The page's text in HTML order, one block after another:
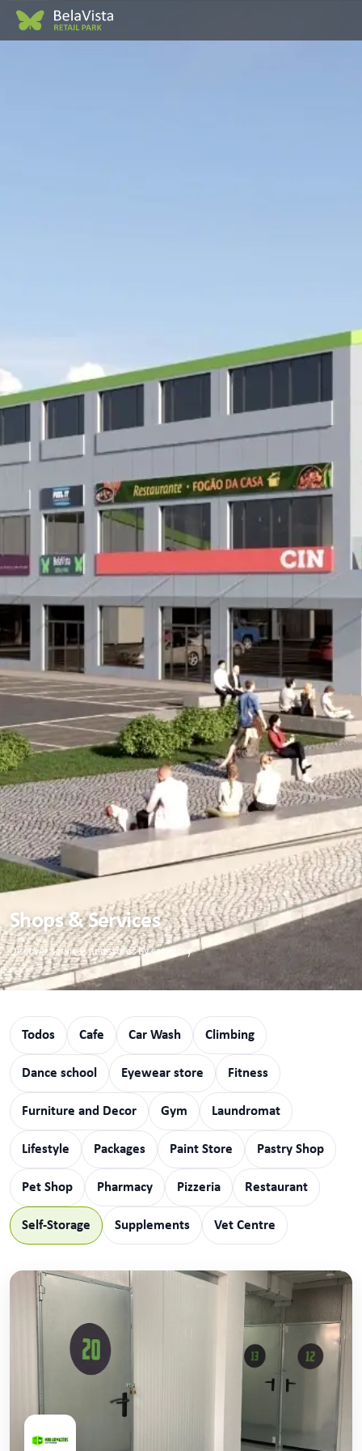
Shops & Services
Discover services and stores by category
Todos Cafe Car Wash Climbing
Dance school Eyewear store Fitness
Furniture and Decor Gym Laundromat
Lifestyle Packages Paint Store Pastry Shop
Pet Shop Pharmacy Pizzeria Restaurant
Self-Storage Supplements Vet Centre